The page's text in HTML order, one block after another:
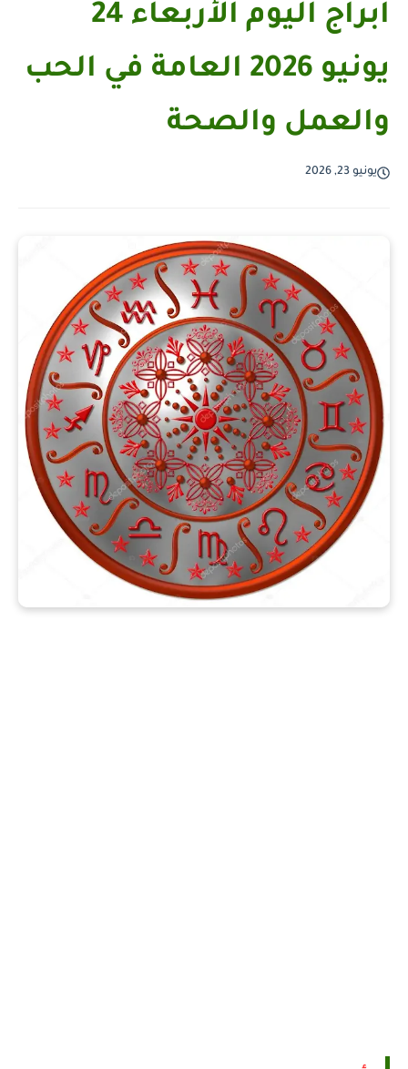
أبراج اليوم الأربعاء 24
يونيو 2026 العامة في الحب
والعمل والصحة
يونيو 23, 2026